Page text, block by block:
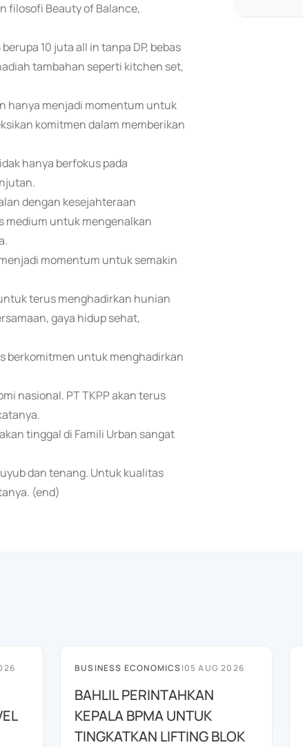
filosofi Beauty of Balance,
10 juta all in tanpa DP, bebas
tambahan seperti kitchen set,
hanya menjadi momentum untuk
komitmen dalam memberikan
hanya berfokus pada
dengan kesejahteraan
medium untuk mengenalkan
momentum untuk semakin
terus menghadirkan hunian
gaya hidup sehat,
berkomitmen untuk menghadirkan
nasional. PT TKPP akan terus
tinggal di Famili Urban sangat
dan tenang. Untuk kualitas
(end)
BUSINESS ECONOMICS|05 AUG 2026
BAHLIL PERINTAHKAN
KEPALA BPMA UNTUK
TINGKATKAN LIFTING BLOK